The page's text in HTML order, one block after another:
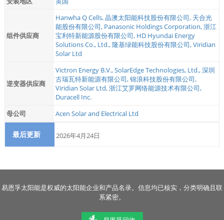
组件供应商
Hanwha Q Cells,晶澳太阳能科技股份有限公司, 天合光
能股份有限公司, Panasonic Holdings Corporation,浙江
宝利特新能源股份有限公司, HD Hyundai Energy
Solutions Co., Ltd.,隆基绿能科技股份有限公司,Viridian
Solar Ltd
逆变器供应商
Victron Energy B.V.,SolarEdge Technologies, Ltd.,深圳
古瑞瓦特新能源有限公司,锦浪科技股份有限公司,
Viridian Solar Ltd,浙江艾罗网络能源技术有限公司,
Duracell Inc.
母公司
Acen Solar and Electrical Ltd
最后更新 2026年4月24日
易恩孚太阳能是权威的太阳能企业和产品名录。信息均已核实，分类明确且联
系紧密。